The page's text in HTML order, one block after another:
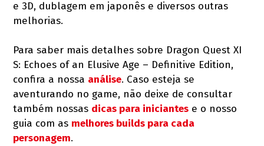
e 3D, dublagem em japonês e diversos outras
melhorias.
Para saber mais detalhes sobre Dragon Quest XI
S: Echoes of an Elusive Age – Definitive Edition,
confira a nossa análise. Caso esteja se
aventurando no game, não deixe de consultar
também nossas dicas para iniciantes e o nosso
guia com as melhores builds para cada
personagem.